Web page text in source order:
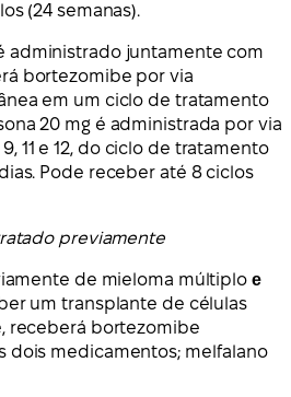
(24 semanas).
administrado juntamente com
bortezomibe por via
em um ciclo de tratamento
20 mg é administrada por via
9, 11 e 12, do ciclo de tratamento
Pode receber até 8 ciclos
previamente
de mieloma múltiplo e
um transplante de células
receberá bortezomibe
dois medicamentos; melfalano